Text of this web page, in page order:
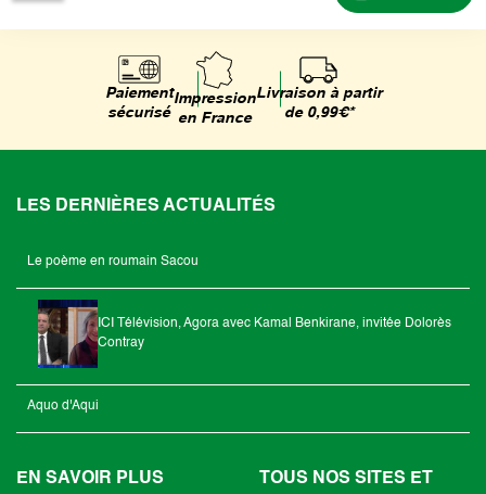
Paiement
sécurisé
Impression
en France
Livraison à partir
de 0,99€*
LES DERNIÈRES ACTUALITÉS
Le poème en roumain Sacou
ICI Télévision, Agora avec Kamal Benkirane, invitée Dolorès
Contray
Aquo d'Aqui
EN SAVOIR PLUS
TOUS NOS SITES ET